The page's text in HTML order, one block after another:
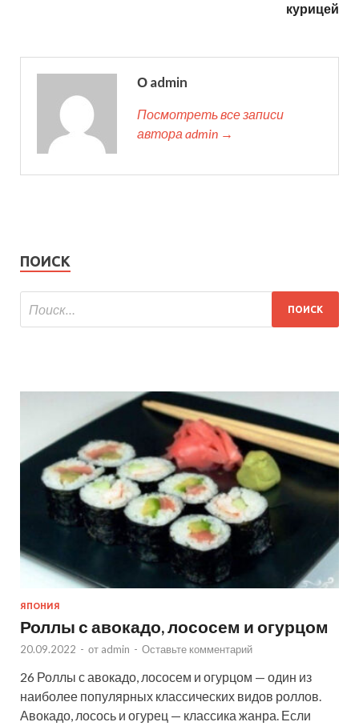
курицей
О admin
Посмотреть все записи
автора admin →
ПОИСК
ЯПОНИЯ
Роллы с авокадо, лососем и огурцом
20.09.2022 - от admin - Оставьте комментарий
26 Роллы с авокадо, лососем и огурцом — один из
наиболее популярных классических видов роллов.
Авокадо, лосось и огурец — классика жанра. Если